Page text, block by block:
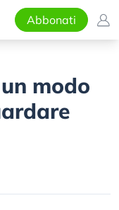
Abbonati
modo